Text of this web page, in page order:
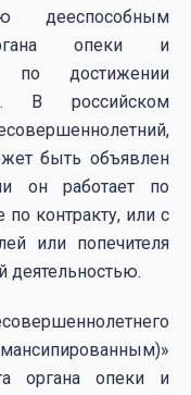
дееспособным
опеки и
по достижении
В российском
быть объявлен
он работает по
контракту, или с
или попечителя
деятельностью.
органа опеки и